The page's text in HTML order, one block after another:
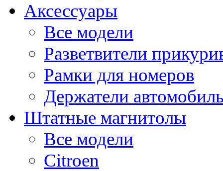
Аксессуары
Все модели
Разветвители
Рамки для номеров
Держатели
Штатные магнитолы
Все модели
Citroen